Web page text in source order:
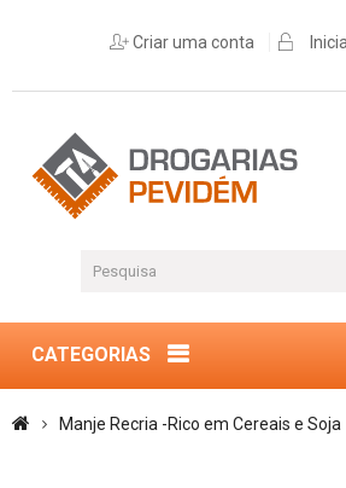
Criar uma conta
CATEGORIAS
Manje Recria -Rico em Cereais e Soja